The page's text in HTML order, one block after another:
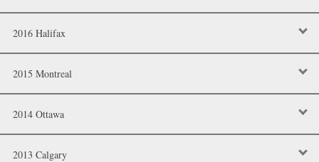
2016 Halifax
2015 Montreal
2014 Ottawa
2013 Calgary